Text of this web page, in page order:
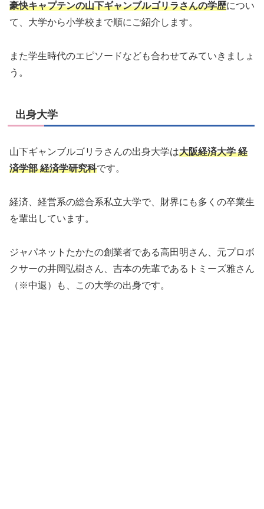
豪快キャプテンの山下ギャンブルゴリラさんの学歴につい
て、大学から小学校まで順にご紹介します。
また学生時代のエピソードなども合わせてみていきましょ
う。
出身大学
山下ギャンブルゴリラさんの出身大学は大阪経済大学 経
済学部 経済学研究科です。
経済、経営系の総合系私立大学で、財界にも多くの卒業生
を輩出しています。
ジャパネットたかたの創業者である高田明さん、元プロボ
クサーの井岡弘樹さん、吉本の先輩であるトミーズ雅さん
（※中退）も、この大学の出身です。